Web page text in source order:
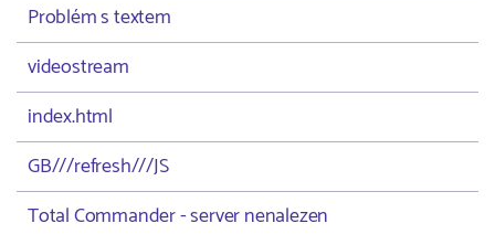
Problém s textem
videostream
index.html
GB///refresh///JS
Total Commander - server nenalezen